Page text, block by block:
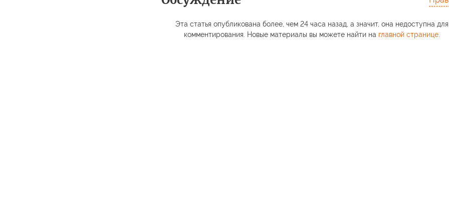
Эта статья опубликована более, чем 24 часа назад, а значит, она недоступна для
комментирования. Новые материалы вы можете найти на главной странице.